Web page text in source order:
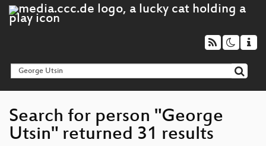
Search for person "George
Utsin" returned 31 results